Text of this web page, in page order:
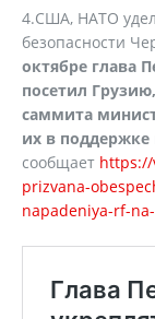
4.США, НАТО
безопасности
октябре глава
посетил
саммита
их в поддержке
сообщает https://
prizvana-
napadeniya-rf-